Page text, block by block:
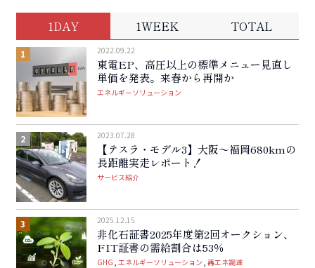
1DAY 1WEEK TOTAL
2022.09.22
東電EP、高圧以上の標準メニュー見直し
単価を発表。来春から再開か
エネルギーソリューション
2023.07.28
【テスラ・モデル3】大阪〜福岡680kmの
長距離実走レポート！
サービス紹介
2025.12.15
非化石証書2025年度第2回オークション、
FIT証書の需給割合は53％
GHG エネルギーソリューション 再エネ調達